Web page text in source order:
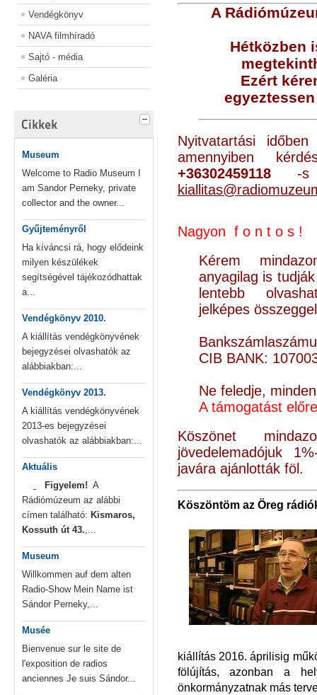
Vendégkönyv
NAVA filmhíradó
Sajtó - média
Galéria
Cikkek
Museum
Welcome to Radio Museum I
am Sandor Perneky, private
collector and the owner...
Gyűjteményről
Ha kíváncsi rá, hogy elődeink
milyen készülékek
segítségével tájékozódhattak
a...
Vendégkönyv 2010.
A kiállítás vendégkönyvének
bejegyzései olvashatók az
alábbiakban:...
Vendégkönyv 2013.
A kiállítás vendégkönyvének
2013-es bejegyzései
olvashatók az alábbiakban:...
Aktuális
Figyelem! A
Rádiómúzeum az alábbi
címen található: Kismaros,
Kossuth út 43.,...
Museum
Willkommen auf dem alten
Radio-Show Mein Name ist
Sándor Perneky,...
Musée
Bienvenue sur le site de
l'exposition de radios
anciennes Je suis Sándor...
A
Hétközben
Ezért
Nyitvatartási
amennyiben
+36302459118-s
Nagyon f o n t o s !
Kérem
anyagilag is
lentebb
jelképes
CIB BANK:
Ne feledje,
A támogatást
Köszönet
jövedelemadójuk
javára ajánlották föl.
Köszöntöm az Öreg
kiállítás 2016. áprilisig
fölújítás, azonban a
önkormányzatnak más